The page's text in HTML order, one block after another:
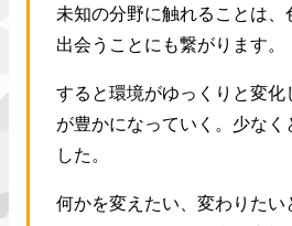
未知の分野に触れることは、
出会うことにも繋がります。
すると環境がゆっくりと変化
が豊かになっていく。少なく
した。
何かを変えたい、変わりたい